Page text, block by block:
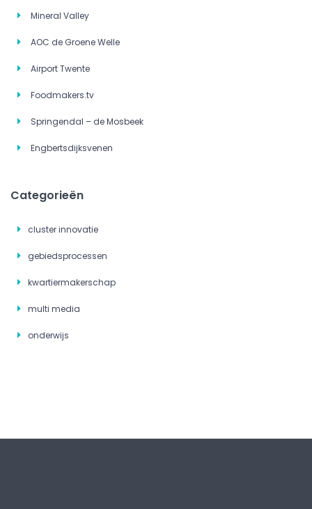
Mineral Valley
AOC de Groene Welle
Airport Twente
Foodmakers.tv
Springendal – de Mosbeek
Engbertsdijksvenen
Categorieën
cluster innovatie
gebiedsprocessen
kwartiermakerschap
multi media
onderwijs